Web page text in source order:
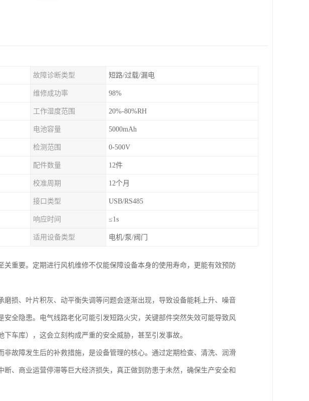
故障诊断类型 短路/过载/漏电
维修成功率 98%
工作湿度范围 20%-80%RH
电池容量 5000mAh
检测范围 0-500V
配件数量 12件
校准周期 12个月
接口类型 USB/RS485
响应时间 ≤1s
适用设备类型 电机/泵/阀门
重要。定期进行风机维修不仅能保障设备本身的使用寿命，更能有效预防
损、叶片积灰、动平衡失调等问题会逐渐出现，导致设备能耗上升、噪音
全隐患。电气线路老化可能引发短路火灾，关键部件突然失效可能导致风
车库），这会立刻构成严重的安全威胁，甚至引发事故。
故障发生后的补救措施，是设备管理的核心。通过定期检查、清洗、润滑
、商业运营停滞等巨大经济损失，真正做到防患于未然，确保生产安全和